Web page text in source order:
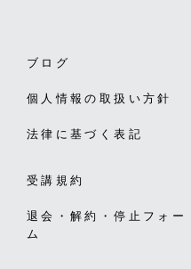
ブログ
個人情報の取扱い方針
法律に基づく表記
受講規約
退会・解約・停止フォー
ム